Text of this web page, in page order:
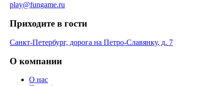
play@fungame.ru
Приходите в гости
Санкт-Петербург, дорога на Петро-Славянку, д. 7
О компании
О нас